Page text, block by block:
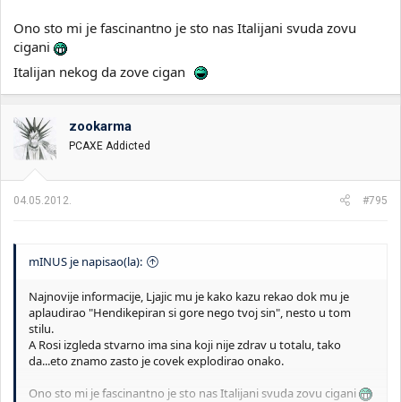
Ono sto mi je fascinantno je sto nas Italijani svuda zovu
cigani
Italijan nekog da zove cigan
zookarma
PCAXE Addicted
04.05.2012. #795
mINUS je napisao(la):
Najnovije informacije, Ljajic mu je kako kazu rekao dok mu je
aplaudirao "Hendikepiran si gore nego tvoj sin", nesto u tom
stilu.
A Rosi izgleda stvarno ima sina koji nije zdrav u totalu, tako
da...eto znamo zasto je covek explodirao onako.
Ono sto mi je fascinantno je sto nas Italijani svuda zovu cigani